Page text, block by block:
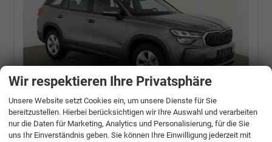
Skoda Kodiaq1.5 TSI mHEV 110 kW Selection
Wir respektieren Ihre Privatsphäre
Unsere Website setzt Cookies ein, um unsere Dienste für Sie
bereitzustellen. Hierbei berücksichtigen wir Ihre Auswahl und verarbeiten
nur die Daten für Marketing, Analytics und Personalisierung, für die Sie
uns Ihr Einverständnis geben. Sie können Ihre Einwilligung jederzeit mit